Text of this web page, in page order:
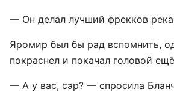
— Он делал лучший фрекков
Яромир был бы рад вспомнить,
покраснел и покачал головой
— А у вас, сэр? — спросила